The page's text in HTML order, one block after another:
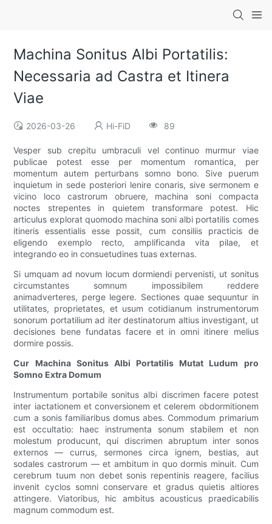
Machina Sonitus Albi Portatilis:
Necessaria ad Castra et Itinera
Viae
2026-03-26 Hi-FiD 89
Vesper sub crepitu umbraculi vel continuo murmur viae
publicae potest esse per momentum romantica, per
momentum autem perturbans somno bono. Sive puerum
inquietum in sede posteriori lenire conaris, sive sermonem e
vicino loco castrorum obruere, machina soni compacta
noctes strepentes in quietem transformare potest. Hic
articulus explorat quomodo machina soni albi portatilis comes
itineris essentialis esse possit, cum consiliis practicis de
eligendo exemplo recto, amplificanda vita pilae, et
integrando eo in consuetudines tuas externas.
Si umquam ad novum locum dormiendi pervenisti, ut sonitus
circumstantes somnum impossibilem reddere
animadverteres, perge legere. Sectiones quae sequuntur in
utilitates, proprietates, et usum cotidianum instrumentorum
sonorum portatilium ad iter destinatorum altius investigant, ut
decisiones bene fundatas facere et in omni itinere melius
dormire possis.
Cur Machina Sonitus Albi Portatilis Mutat Ludum pro
Somno Extra Domum
Instrumentum portabile sonitus albi discrimen facere potest
inter iactationem et conversionem et celerem obdormitionem
cum a sonis familiaribus domus abes. Commodum primarium
est occultatio: haec instrumenta sonum stabilem et non
molestum producunt, qui discrimen abruptum inter sonos
externos — currus, sermones circa ignem, bestias, aut
sodales castrorum — et ambitum in quo dormis minuit. Cum
cerebrum tuum non debet sonis repentinis reagere, facilius
invenit cyclos somni conservare et gradus quietis altiores
attingere. Viatoribus, hic ambitus acousticus praedicabilis
magnum commodum est.